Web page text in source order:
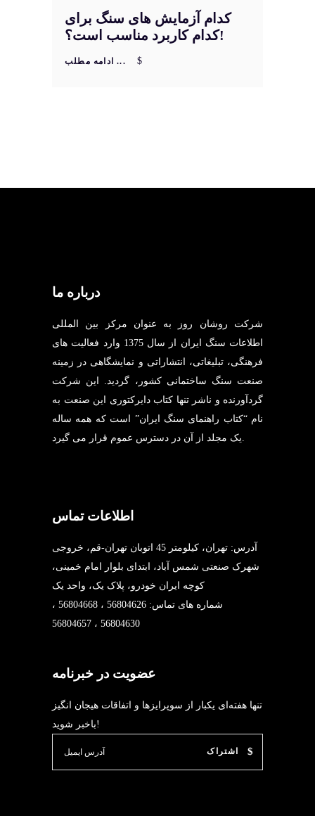
کدام آزمایش های سنگ برای
کدام کاربرد مناسب است؟!
ادامه مطلب ...
درباره ما
شرکت روشان روز به عنوان مرکز بین المللی
اطلاعات سنگ ایران از سال 1375 وارد فعالیت های
فرهنگی، تبلیغاتی، انتشاراتی و نمایشگاهی در زمینه
صنعت سنگ ساختمانی کشور، گردید. این شرکت
گردآورنده و ناشر تنها کتاب دایرکتوری این صنعت به
نام “کتاب راهنمای سنگ ایران” است که همه ساله
یک مجلد از آن در دسترس عموم قرار می گیرد.
اطلاعات تماس
آدرس: تهران، کیلومتر 45 اتوبان تهران-قم، خروجی
شهرک صنعتی شمس آباد، ابتدای بلوار امام خمینی،
کوچه ایران خودرو، پلاک یک، واحد یک
شماره های تماس: 56804626 ، 56804668 ،
56804630 ، 56804657
عضویت در خبرنامه
تنها هفته‌ای یکبار از سوپرایزها و اتفاقات هیجان انگیز
باخبر شوید!
اشتراک